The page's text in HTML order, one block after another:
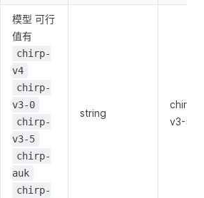
模型 可行
值有
chirp-
v4
chirp-
v3-0
chirp-
v3-5
chirp-
auk
chirp-
string
chirp-
v3-5